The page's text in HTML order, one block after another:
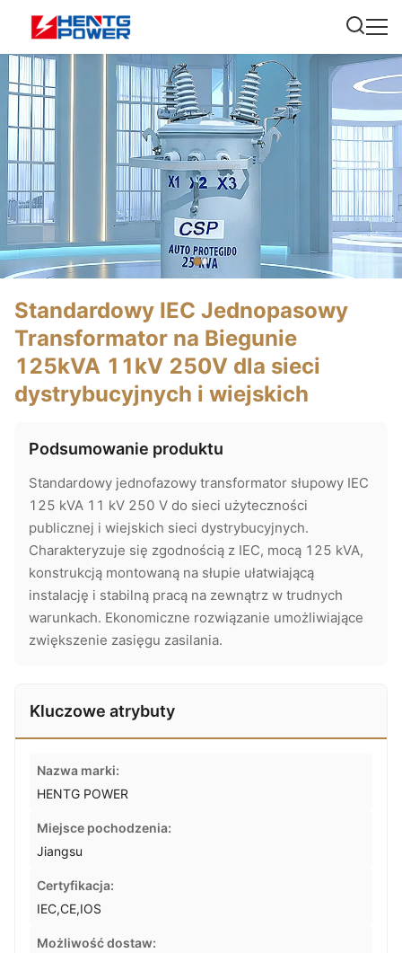
Standardowy IEC Jednopasowy
Transformator na Biegunie
125kVA 11kV 250V dla sieci
dystrybucyjnych i wiejskich
Podsumowanie produktu
Standardowy jednofazowy transformator słupowy IEC
125 kVA 11 kV 250 V do sieci użyteczności
publicznej i wiejskich sieci dystrybucyjnych.
Charakteryzuje się zgodnością z IEC, mocą 125 kVA,
konstrukcją montowaną na słupie ułatwiającą
instalację i stabilną pracą na zewnątrz w trudnych
warunkach. Ekonomiczne rozwiązanie umożliwiające
zwiększenie zasięgu zasilania.
Kluczowe atrybuty
Nazwa marki:
HENTG POWER
Miejsce pochodzenia:
Jiangsu
Certyfikacja:
IEC,CE,IOS
Możliwość dostaw: